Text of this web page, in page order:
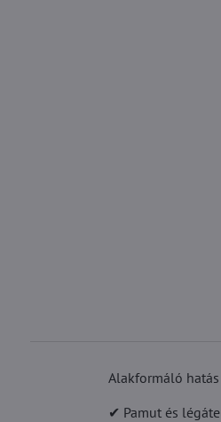
Alakformáló
✔ Pamut és